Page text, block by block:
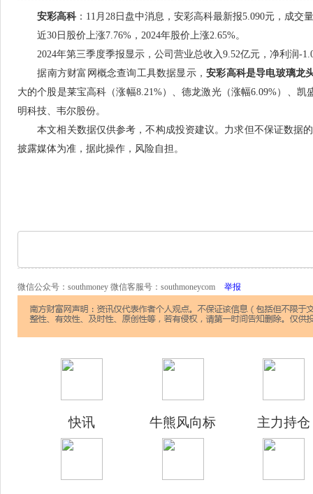
安彩高科 ：11月28日盘中消息，安彩高科最新报5.090元，成交
近30日股价上涨7.76%，2024年股价上涨2.65%。
2024年第三季度季报显示，公司营业总收入9.52亿元，净利润-
据南方财富网概念查询工具数据显示，安彩高科是导电玻璃龙
大的个股是莱宝高科（涨幅8.21%）、德龙激光（涨幅6.09%）、
明科技、韦尔股份。
本文相关数据仅供参考，不构成投资建议。力求但不保证数据
披露媒体为准，据此操作，风险自担。
微信公众号：southmoney 微信客服号：southmoneycom 举报
快讯 牛熊风向标 主力持仓